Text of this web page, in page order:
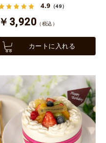
4.9 （49）
￥3,920 （税込）
カートに入れる